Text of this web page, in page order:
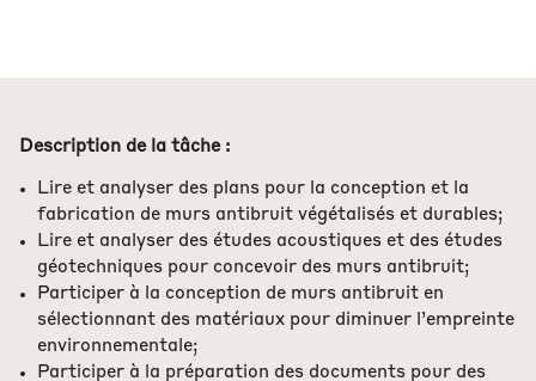
Description de la tâche :
Lire et analyser des plans pour la conception et la
fabrication de murs antibruit végétalisés et durables;
Lire et analyser des études acoustiques et des études
géotechniques pour concevoir des murs antibruit;
Participer à la conception de murs antibruit en
sélectionnant des matériaux pour diminuer l’empreinte
environnementale;
Participer à la préparation des documents pour des